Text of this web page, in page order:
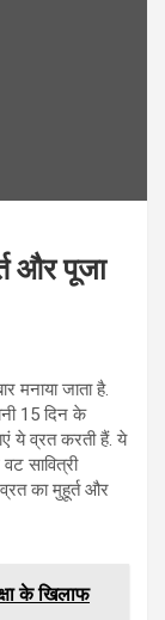
और पूजा
मनाया जाता है.
15 दिन के
ये व्रत करती हैं. ये
सावित्री
का मुहूर्त और
के खिलाफ